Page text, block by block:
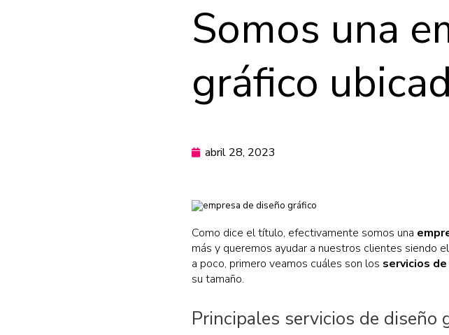
Somos una
gráfico
abril 28, 2023
Como dice el título, efectivamente somos una
más y queremos ayudar a nuestros clientes siendo el
a poco, primero veamos cuáles son los servicios
su tamaño.
Principales servicios de diseño